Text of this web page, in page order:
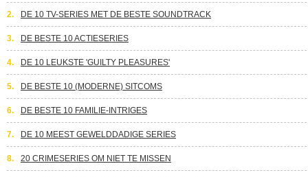
2. DE 10 TV-SERIES MET DE BESTE SOUNDTRACK
3. DE BESTE 10 ACTIESERIES
4. DE 10 LEUKSTE 'GUILTY PLEASURES'
5. DE BESTE 10 (MODERNE) SITCOMS
6. DE BESTE 10 FAMILIE-INTRIGES
7. DE 10 MEEST GEWELDDADIGE SERIES
8. 20 CRIMESERIES OM NIET TE MISSEN